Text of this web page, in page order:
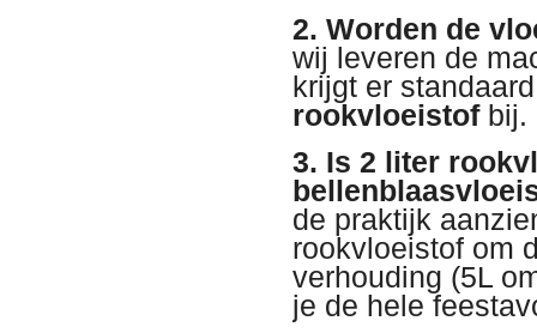
2. Worden de
wij leveren de
krijgt er
rookvloeistofbij.
3. Is 2 liter
de praktijk
rookvloeistof om
verhouding (5L
je de hele